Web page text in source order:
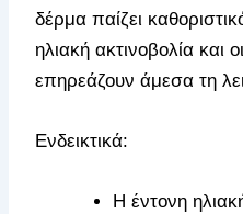
δέρμα παίζει
ηλιακή ακτινοβολία και
επηρεάζουν άμεσα τη
Ενδεικτικά:
Η έντονη